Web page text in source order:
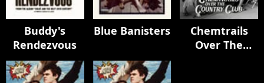
Buddy's
Rendezvous
Blue Banisters
Chemtrails
Over The